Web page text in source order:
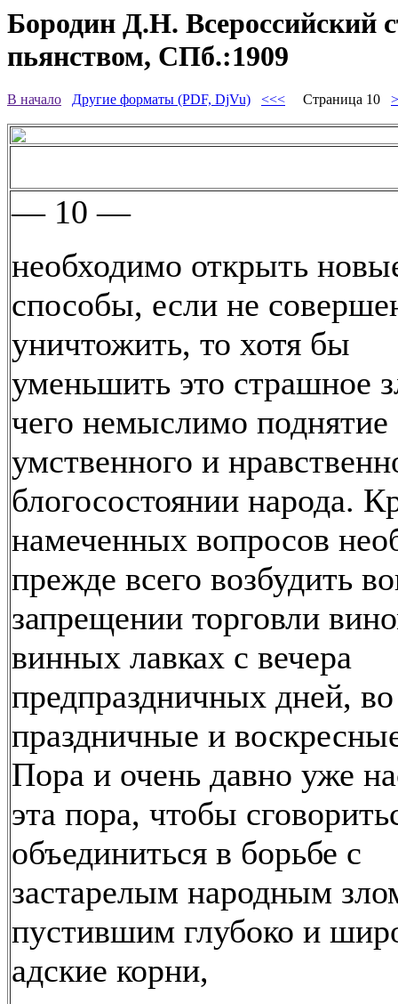
Бородин Д.Н. Всероссийский
пьянством, СПб.:1909
В начало Другие форматы (PDF, DjVu) <<< Страница 10
— 10 —
необходимо открыть
способы, если не
уничтожить, то хотя бы
уменьшить это страшное
чего немыслимо поднятие
умственного и
блогосостоянии народа.
намеченных вопросов
прежде всего возбудить
запрещении торговли
винных лавках с вечера
предпраздничных дней, во
праздничные и
Пора и очень давно уже
эта пора, чтобы
объединиться в борьбе с
застарелым народным
пустившим глубоко и
адские корни,